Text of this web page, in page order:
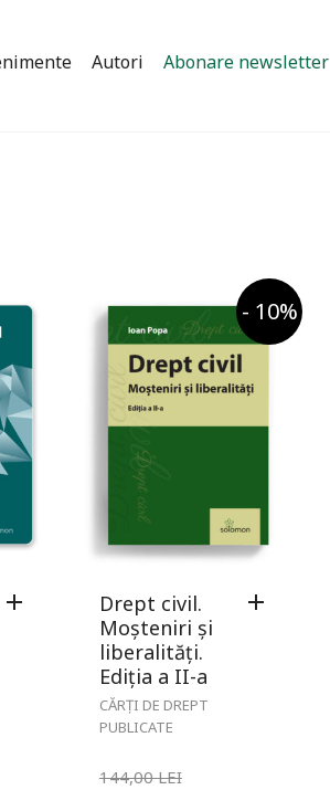
Autori Abonare newsletter
- 10%
Drept civil.
Moșteniri și
liberalități.
Ediția a II-a
CĂRȚI DE DREPT
PUBLICATE
144,00LEI